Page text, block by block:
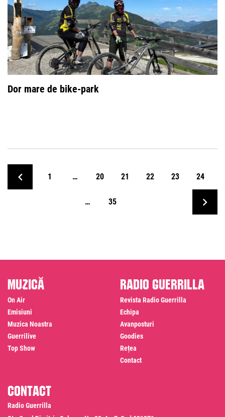
Dor mare de bike-park
1 … 20 21 22 23 24
… 35
Muzică
On Air
Emisiuni
Muzica Noastra
Guerrilive
Top Show
Radio Guerrilla
Revista Radio Guerrilla
Echipa
Avanposturi
Goodies
Rețea
Contact
Contact
Radio Guerrilla